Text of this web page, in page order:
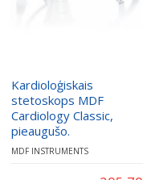
Kardioloģiskais
stetoskops MDF
Cardiology Classic,
pieaugušo.
MDF INSTRUMENTS